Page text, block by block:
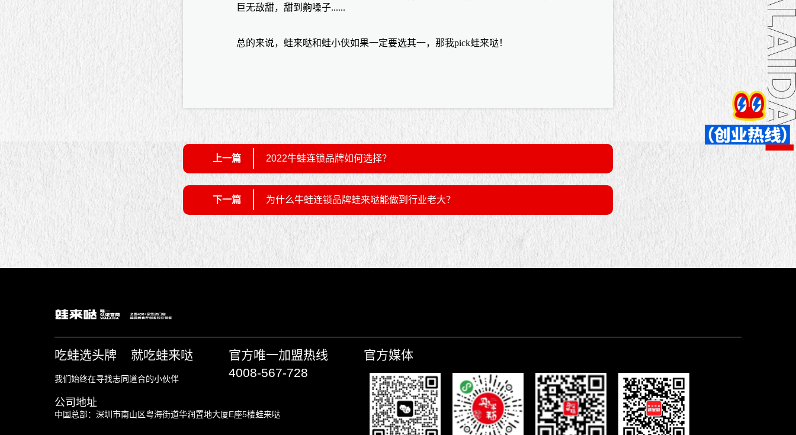
巨无敌甜，甜到齁嗓子......
总的来说，蛙来哒和蛙小侠如果一定要选其一，那我pick蛙来哒！
上一篇 2022牛蛙连锁品牌如何选择？
下一篇 为什么牛蛙连锁品牌蛙来哒能做到行业老大？
吃蛙选头牌 就吃蛙来哒
我们始终在寻找志同道合的小伙伴
官方唯一加盟热线
4008-567-728
公司地址
中国总部：深圳市南山区粤海街道华润置地大厦E座5楼蛙来哒
官方媒体